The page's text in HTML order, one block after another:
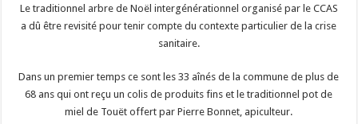
Le traditionnel arbre de Noël intergénérationnel organisé par le CCAS
a dû être revisité pour tenir compte du contexte particulier de la crise
sanitaire.
Dans un premier temps ce sont les 33 aînés de la commune de plus de
68 ans qui ont reçu un colis de produits fins et le traditionnel pot de
miel de Touët offert par Pierre Bonnet, apiculteur.